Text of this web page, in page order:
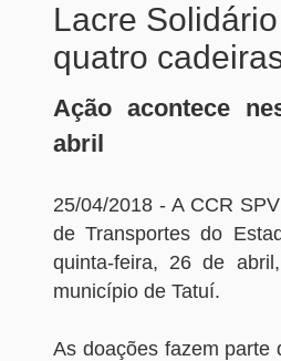
Lacre
quatro
Ação acontece
abril
25/04/2018 - A CCR
de Transportes do
quinta-feira, 26 de
município de Tatuí.
As doações fazem parte